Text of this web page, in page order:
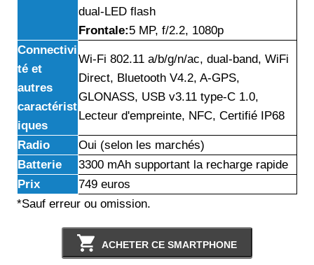
dual-LED flash
Frontale:5 MP, f/2.2, 1080p
Connectivi
té et
autres
caractérist
iques
Wi-Fi 802.11 a/b/g/n/ac, dual-band, WiFi
Direct, Bluetooth V4.2, A-GPS,
GLONASS, USB v3.11 type-C 1.0,
Lecteur d'empreinte, NFC, Certifié IP68
Radio
Oui (selon les marchés)
Batterie
3300 mAh supportant la recharge rapide
Prix
749 euros
*Sauf erreur ou omission.
ACHETER CE SMARTPHONE